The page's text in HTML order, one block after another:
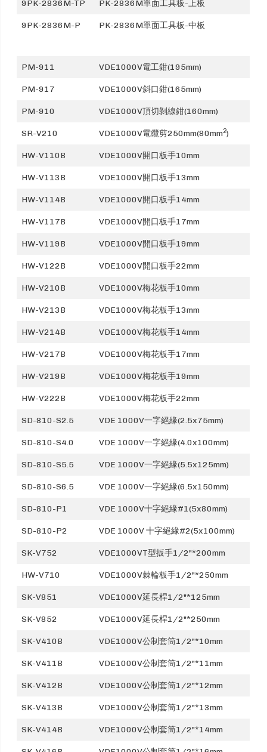
9PK-2836M-TP PK-2836M單面工具板-上板
9PK-2836M-P PK-2836M單面工具板-中板
PM-911 VDE1000V電工鉗(195mm)
PM-917 VDE1000V斜口鉗(165mm)
PM-910 VDE1000V頂切剝線鉗(160mm)
SR-V210 VDE1000V電纜剪250mm(80mm2)
HW-V110B VDE1000V開口板手10mm
HW-V113B VDE1000V開口板手13mm
HW-V114B VDE1000V開口板手14mm
HW-V117B VDE1000V開口板手17mm
HW-V119B VDE1000V開口板手19mm
HW-V122B VDE1000V開口板手22mm
HW-V210B VDE1000V梅花板手10mm
HW-V213B VDE1000V梅花板手13mm
HW-V214B VDE1000V梅花板手14mm
HW-V217B VDE1000V梅花板手17mm
HW-V219B VDE1000V梅花板手19mm
HW-V222B VDE1000V梅花板手22mm
SD-810-S2.5 VDE 1000V一字絕緣(2.5x75mm)
SD-810-S4.0 VDE 1000V一字絕緣(4.0x100mm)
SD-810-S5.5 VDE 1000V一字絕緣(5.5x125mm)
SD-810-S6.5 VDE 1000V一字絕緣(6.5x150mm)
SD-810-P1 VDE 1000V十字絕緣#1(5x80mm)
SD-810-P2 VDE 1000V 十字絕緣#2(5x100mm)
SK-V752 VDE1000VT型扳手1/2"*200mm
HW-V710 VDE1000V棘輪板手1/2"*250mm
SK-V851 VDE1000V延長桿1/2"*125mm
SK-V852 VDE1000V延長桿1/2"*250mm
SK-V410B VDE1000V公制套筒1/2"*10mm
SK-V411B VDE1000V公制套筒1/2"*11mm
SK-V412B VDE1000V公制套筒1/2"*12mm
SK-V413B VDE1000V公制套筒1/2"*13mm
SK-V414B VDE1000V公制套筒1/2"*14mm